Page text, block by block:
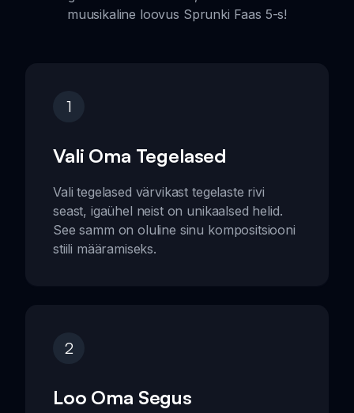
muusikaline loovus Sprunki Faas 5-s!
1
Vali Oma Tegelased
Vali tegelased värvikast tegelaste rivi
seast, igaühel neist on unikaalsed helid.
See samm on oluline sinu kompositsiooni
stiili määramiseks.
2
Loo Oma Segus